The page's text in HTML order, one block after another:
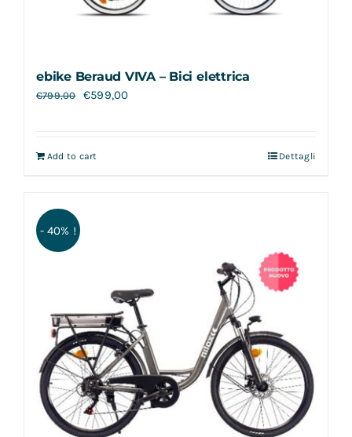
ebike Beraud VIVA – Bici elettrica
€799,00 €599,00
Add to cart Dettagli
- 40% !